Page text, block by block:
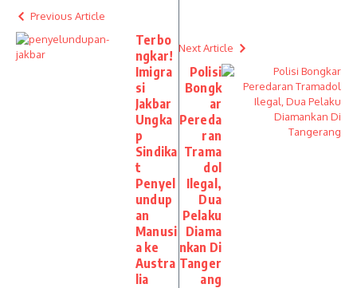
Previous Article
Terbo
ngkar!
Imigra
si
Jakbar
Ungka
p
Sindika
t
Penyel
undup
an
Manusi
a ke
Austra
lia
Next Article
Polisi
Bongk
ar
Pereda
ran
Trama
dol
Ilegal,
Dua
Pelaku
Diama
nkan Di
Tanger
ang